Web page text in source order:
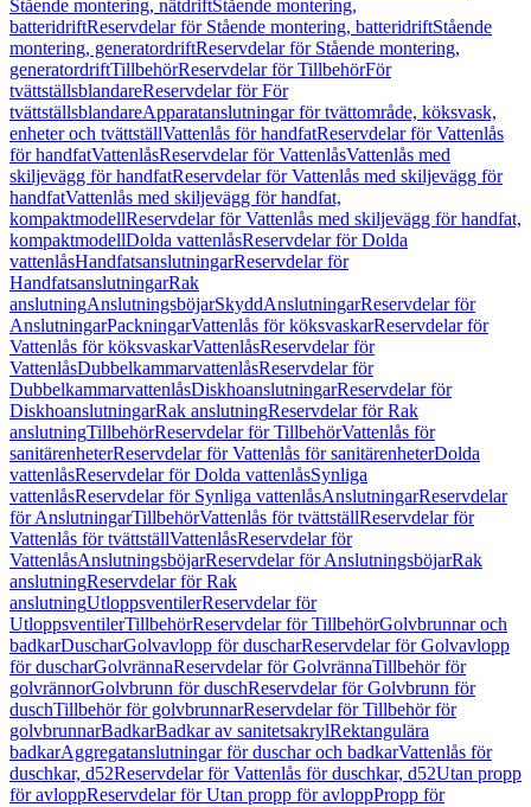
Stående montering, nätdriftStående montering,
batteridriftReservdelar för Stående montering, batteridriftStående
montering, generatordriftReservdelar för Stående montering,
generatordriftTillbehörReservdelar för TillbehörFör
tvättställsblandareReservdelar för För
tvättställsblandareApparatanslutningar för tvättområde, köksvask,
enheter och tvättställVattenlås för handfatReservdelar för Vattenlås
för handfatVattenlåsReservdelar för VattenlåsVattenlås med
skiljevägg för handfatReservdelar för Vattenlås med skiljevägg för
handfatVattenlås med skiljevägg för handfat,
kompaktmodellReservdelar för Vattenlås med skiljevägg för handfat,
kompaktmodellDolda vattenlåsReservdelar för Dolda
vattenlåsHandfatsanslutningarReservdelar för
HandfatsanslutningarRak
anslutningAnslutningsböjarSkyddAnslutningarReservdelar för
AnslutningarPackningarVattenlås för köksvaskarReservdelar för
Vattenlås för köksvaskarVattenlåsReservdelar för
VattenlåsDubbelkammarvattenlåsReservdelar för
DubbelkammarvattenlåsDiskhoanslutningarReservdelar för
DiskhoanslutningarRak anslutningReservdelar för Rak
anslutningTillbehörReservdelar för TillbehörVattenlås för
sanitärenheterReservdelar för Vattenlås för sanitärenheterDolda
vattenlåsReservdelar för Dolda vattenlåsSynliga
vattenlåsReservdelar för Synliga vattenlåsAnslutningarReservdelar
för AnslutningarTillbehörVattenlås för tvättställReservdelar för
Vattenlås för tvättställVattenlåsReservdelar för
VattenlåsAnslutningsböjarReservdelar för AnslutningsböjarRak
anslutningReservdelar för Rak
anslutningUtloppsventilerReservdelar för
UtloppsventilerTillbehörReservdelar för TillbehörGolvbrunnar och
badkarDuscharGolvavlopp för duscharReservdelar för Golvavlopp
för duscharGolvrännaReservdelar för GolvrännaTillbehör för
golvrännorGolvbrunn för duschReservdelar för Golvbrunn för
duschTillbehör för golvbrunnarReservdelar för Tillbehör för
golvbrunnarBadkarBadkar av sanitetsakrylRektangulära
badkarAggregatanslutningar för duschar och badkarVattenlås för
duschkar, d52Reservdelar för Vattenlås för duschkar, d52Utan propp
för avloppReservdelar för Utan propp för avloppPropp för